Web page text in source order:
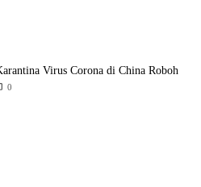
Virus Corona di China Roboh
0